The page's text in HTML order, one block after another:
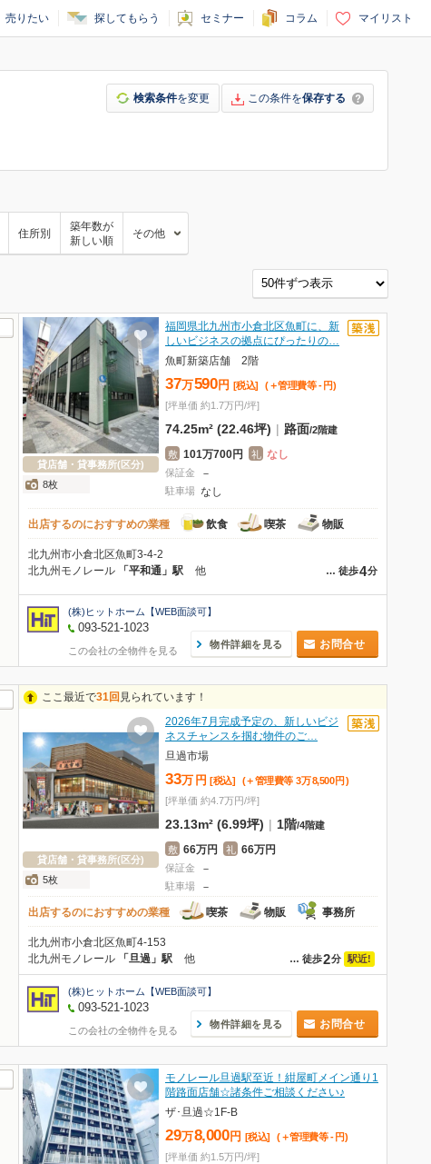
売りたい 探してもらう セミナー コラム マイリスト
検索条件を変更 この条件を保存する
住所別
築年数が
新しい順
その他
貸店舗・貸事務所(区分)
8枚
福岡県北九州市小倉北区魚町に、新
しいビジネスの拠点にぴったりの…
魚町新築店舗 2階
37万590 円 [税込] (＋管理費等 - 円)
[坪単価 約1.7万円/坪]
74.25m² (22.46坪) | 路面/2階建
敷 101万700円 礼 なし
保証金 －
駐車場 なし
出店するのにおすすめの業種 飲食 喫茶 物販
北九州市小倉北区魚町3-4-2
… 徒歩4分
北九州モノレール 「平和通」駅 他
(株)ヒットホーム【WEB面談可】
093-521-1023
この会社の全物件を見る
物件詳細を見る お問合せ
ここ最近で31回 見られています！
貸店舗・貸事務所(区分)
5枚
2026年7月完成予定の、新しいビジ
ネスチャンスを掴む物件のご…
旦過市場
33万 円 [税込] (＋管理費等 3万8,500 円 )
[坪単価 約4.7万円/坪]
23.13m² (6.99坪) | 1階/4階建
敷 66万円 礼 66万円
保証金 －
駐車場
－
出店するのにおすすめの業種
喫茶 物販 事務所
北九州市小倉北区魚町4-153
… 徒歩2分 駅近!
北九州モノレール 「旦過」駅 他
(株)ヒットホーム【WEB面談可】
093-521-1023
この会社の全物件を見る
物件詳細を見る お問合せ
モノレール旦過駅至近！紺屋町メイン通り1
階路面店舗☆諸条件ご相談ください♪
ザ･旦過☆1F-B
29万8,000 円 [税込] (＋管理費等 - 円)
[坪単価 約1.5万円/坪]